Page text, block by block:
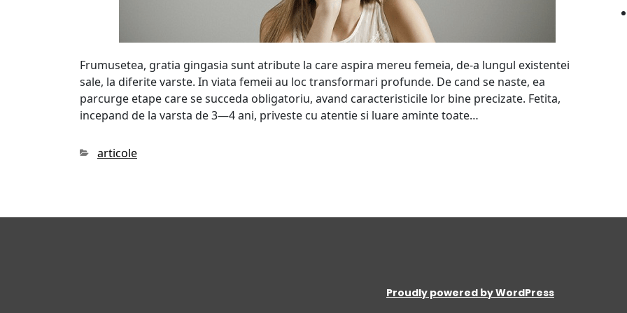
Frumusetea, gratia gingasia sunt atribute la care aspira mereu femeia, de-a lungul existentei
sale, la diferite varste. In viata femeii au loc transformari profunde. De cand se naste, ea
parcurge etape care se succeda obligatoriu, avand caracteristicile lor bine precizate. Fetita,
incepand de la varsta de 3—4 ani, priveste cu atentie si luare aminte toate…
Categories
articole
Proudly powered by WordPress